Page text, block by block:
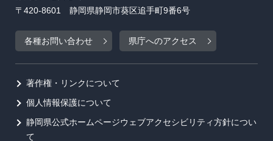
〒420-8601 静岡県静岡市葵区追手町9番6号
各種お問い合わせ 県庁へのアクセス
著作権・リンクについて
個人情報保護について
静岡県公式ホームページウェブアクセシビリティ方針につい
て